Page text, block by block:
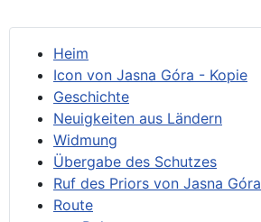
Heim
Icon von Jasna Góra - Kopie
Geschichte
Neuigkeiten aus Ländern
Widmung
Übergabe des Schutzes
Ruf des Priors von Jasna Góra
Route